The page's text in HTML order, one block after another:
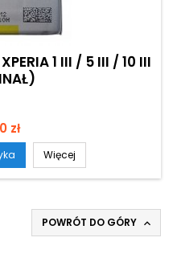
1 III / 5 III / 10 III
zł
Więcej
POWRÓT DO GÓRY 